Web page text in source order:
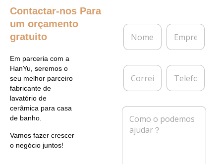
Contactar-nos Para
um orçamento
gratuito
Em parceria com a
HanYu, seremos o
seu melhor parceiro
fabricante de
lavatório de
cerâmica para casa
de banho.
Vamos fazer crescer
o negócio juntos!
N
m
*
E
p
e
C
r
e
T
l
f
o
n
M